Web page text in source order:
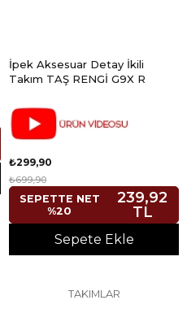
İpek Aksesuar Detay İkili
Takım TAŞ RENGİ G9X R
₺299,90
₺699,90
SEPETTE NET
%20
239,92
TL
Sepete Ekle
TAKIMLAR